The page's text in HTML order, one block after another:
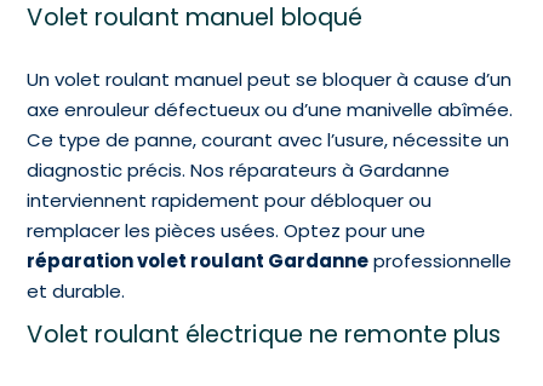
Volet roulant manuel bloqué
Un volet roulant manuel peut se bloquer à cause d’un
axe enrouleur défectueux ou d’une manivelle abîmée.
Ce type de panne, courant avec l’usure, nécessite un
diagnostic précis. Nos réparateurs à Gardanne
interviennent rapidement pour débloquer ou
remplacer les pièces usées. Optez pour une
réparation volet roulant Gardanneprofessionnelle
et durable.
Volet roulant électrique ne remonte plus